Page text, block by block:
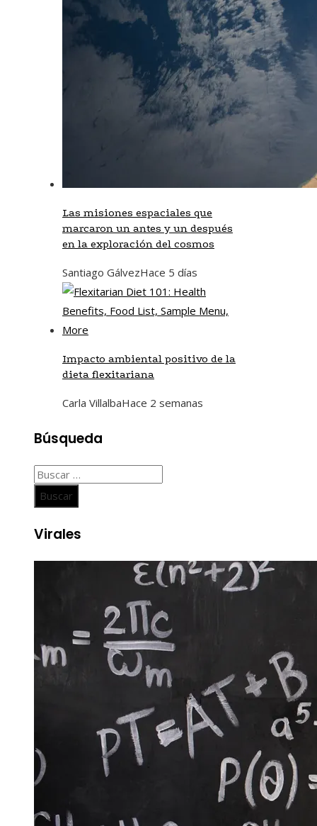
Las misiones espaciales que
marcaron un antes y un después
en la exploración del cosmos
Santiago GálvezHace 5 días
Impacto ambiental positivo de la
dieta flexitariana
Carla VillalbaHace 2 semanas
Búsqueda
Buscar:
Virales